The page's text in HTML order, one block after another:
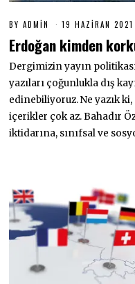
BYADMIN 19 HAZIRAN 2021
Erdoğan kimden
Dergimizin yayın
yazıları çoğunlukla dış
edinebiliyoruz. Ne yazık
içerikler çok az. Bahadır
iktidarına, sınıfsal ve